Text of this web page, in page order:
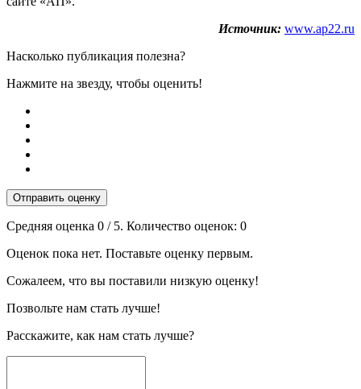
Источник: www.ap22.ru
Насколько публикация полезна?
Нажмите на звезду, чтобы оценить!
Отправить оценку
Средняя оценка 0 / 5. Количество оценок: 0
Оценок пока нет. Поставьте оценку первым.
Сожалеем, что вы поставили низкую оценку!
Позвольте нам стать лучше!
Расскажите, как нам стать лучше?